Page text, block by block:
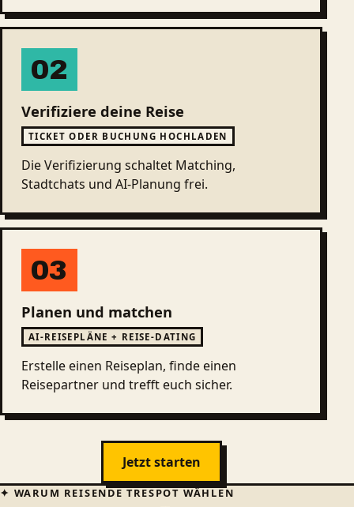
02
Verifiziere deine Reise
TICKET ODER BUCHUNG HOCHLADEN
Die Verifizierung schaltet Matching,
Stadtchats und AI-Planung frei.
03
Planen und matchen
AI-REISEPLÄNE + REISE-DATING
Erstelle einen Reiseplan, finde einen
Reisepartner und trefft euch sicher.
Jetzt starten
WARUM REISENDE TRESPOT WÄHLEN